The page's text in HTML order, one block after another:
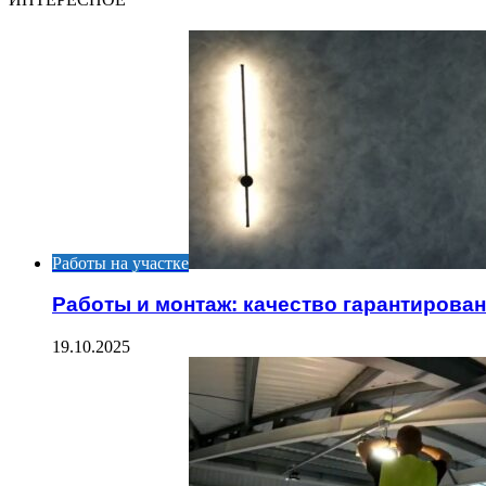
Работы на участке
Работы и монтаж: качество
19.10.2025